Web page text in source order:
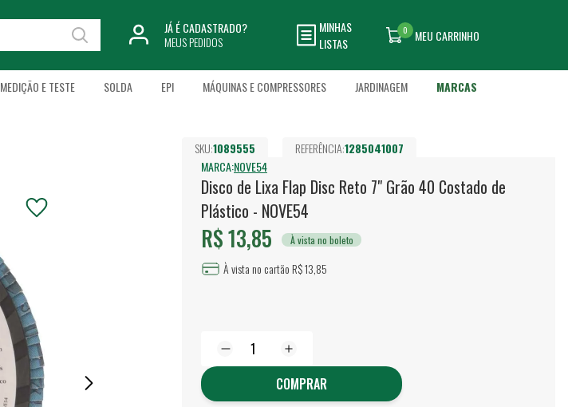
JÁ É CADASTRADO?
MEUS PEDIDOS
MINHAS
LISTAS
MEU CARRINHO
0
MEDIÇÃO E TESTE SOLDA EPI MÁQUINAS E COMPRESSORES JARDINAGEM MARCAS
SKU:1089555 REFERÊNCIA:1285041007
MARCA:NOVE54
Disco de Lixa Flap Disc Reto 7" Grão 40 Costado de
Plástico - NOVE54
R$ 13,85 À vista no boleto
À vista no cartão R$ 13,85
COMPRAR